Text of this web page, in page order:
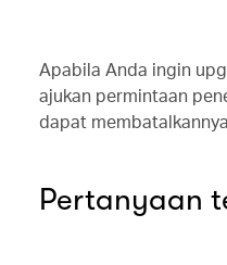
Apabila Anda ingin
ajukan permintaan
dapat
Pertanyaan